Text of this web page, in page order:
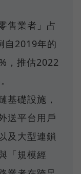
售業者」占
自2019年的
，推估2022
基礎設施，
送平台用戶
及大型連鎖
「規模經